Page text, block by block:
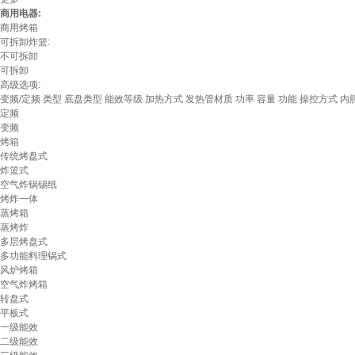
商用电器:
商用烤箱
可拆卸炸篮:
不可拆卸
可拆卸
高级选项:
变频/定频 类型 底盘类型 能效等级 加热方式 发热管材质 功率 容量 功能 操控方式 内
定频
变频
烤箱
传统烤盘式
炸篮式
空气炸锅锡纸
烤炸一体
蒸烤箱
蒸烤炸
多层烤盘式
多功能料理锅式
风炉烤箱
空气炸烤箱
转盘式
平板式
一级能效
二级能效